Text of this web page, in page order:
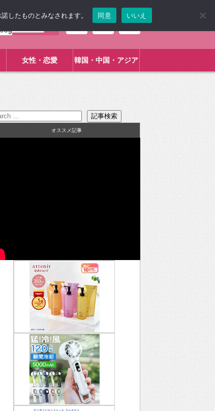
女性・恋愛 韓国・中国・アジア
オススメ記事
したものとみなされます。 同意 いいえ